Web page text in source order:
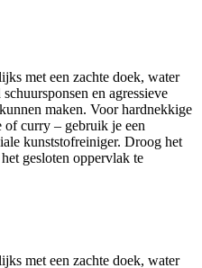
met een zachte doek, water
en agressieve
maken. Voor hardnekkige
curry – gebruik je een
kunststofreiniger. Droog het
gesloten oppervlak te
met een zachte doek, water